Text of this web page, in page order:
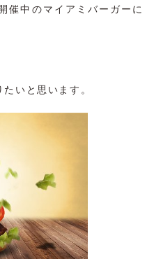
催中のマイアミバーガーに
いと思います。